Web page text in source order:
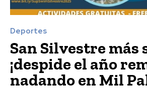
Deportes
San Silvestre más
¡despide el año
nadando en Mil